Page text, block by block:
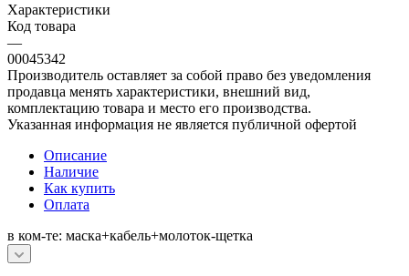
Характеристики
Код товара
—
00045342
Производитель оставляет за собой право без уведомления
продавца менять характеристики, внешний вид,
комплектацию товара и место его производства.
Указанная информация не является публичной офертой
Описание
Наличие
Как купить
Оплата
в ком-те: маска+кабель+молоток-щетка